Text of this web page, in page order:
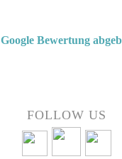
Google Bewertung
FOLLOW US